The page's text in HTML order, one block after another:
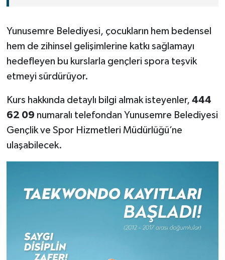
Yunusemre Belediyesi, çocukların hem bedensel
hem de zihinsel gelişimlerine katkı sağlamayı
hedefleyen bu kurslarla gençleri spora teşvik
etmeyi sürdürüyor.
Kurs hakkında detaylı bilgi almak isteyenler, 444
62 09 numaralı telefondan Yunusemre Belediyesi
Gençlik ve Spor Hizmetleri Müdürlüğü’ne
ulaşabilecek.